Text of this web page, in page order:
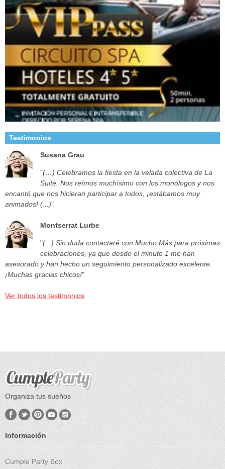
Testimonios
Susana Grau
"(…) Celebramos la fiesta en la velada colectiva de La
Suite. Nos reímos muchísimo con los monólogos y nos
encantó que nos hicieran participar a todos, ¡estábamos muy
animados! (...)"
Montserrat Lurbe
"(...) Sin duda contactaré con Mucho Más para próximas
celebraciones, ya que desde el minuto 1 me han
asesorado y han hecho un seguimiento personalizado excelente.
¡Muchas gracias chicos!"
Ver todos los testimonios
Organiza tus sueños
Información
Cumple Party Box